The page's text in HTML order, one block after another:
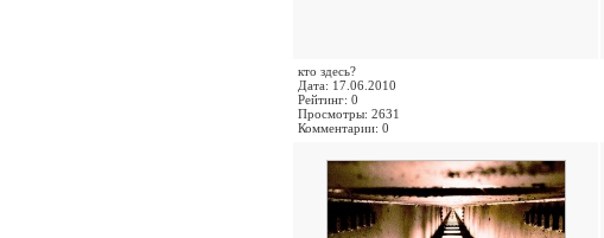
кто здесь?
Дата: 17.06.2010
Рейтинг: 0
Просмотры: 2631
Комментарии: 0